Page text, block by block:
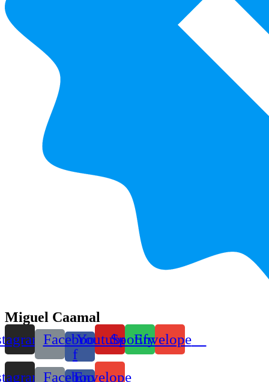
Miguel Caamal
Facebook-
f
YoutubeSpotifyEnvelope
Facebook-
Envelope